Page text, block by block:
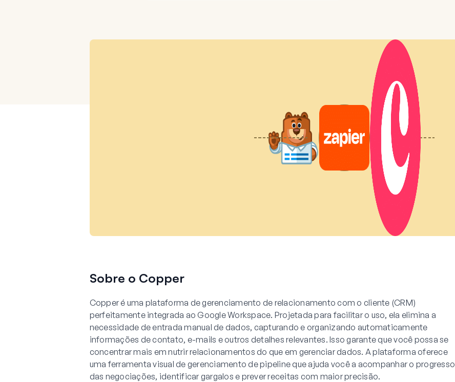
Sobre o Copper
Copper é uma plataforma de gerenciamento de relacionamento com o cliente (CRM)
perfeitamente integrada ao Google Workspace. Projetada para facilitar o uso, ela elimina a
necessidade de entrada manual de dados, capturando e organizando automaticamente
informações de contato, e-mails e outros detalhes relevantes. Isso garante que você possa se
concentrar mais em nutrir relacionamentos do que em gerenciar dados. A plataforma oferece
uma ferramenta visual de gerenciamento de pipeline que ajuda você a acompanhar o progresso
das negociações, identificar gargalos e prever receitas com maior precisão.